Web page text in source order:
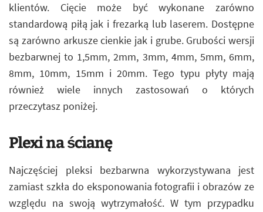
klientów. Cięcie może być wykonane zarówno
standardową piłą jak i frezarką lub laserem. Dostępne
są zarówno arkusze cienkie jak i grube. Grubości wersji
bezbarwnej to 1,5mm, 2mm, 3mm, 4mm, 5mm, 6mm,
8mm, 10mm, 15mm i 20mm. Tego typu płyty mają
również wiele innych zastosowań o których
przeczytasz poniżej.
Plexi na ścianę
Najczęściej pleksi bezbarwna wykorzystywana jest
zamiast szkła do eksponowania fotografii i obrazów ze
względu na swoją wytrzymałość. W tym przypadku